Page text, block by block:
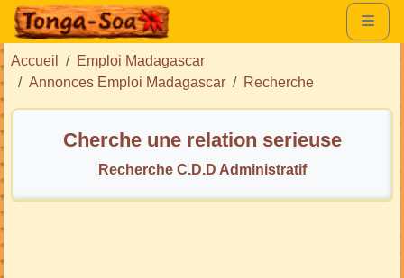
Accueil
Emploi Madagascar
Annonces Emploi Madagascar
Recherche
Cherche une relation serieuse
Recherche C.D.D Administratif